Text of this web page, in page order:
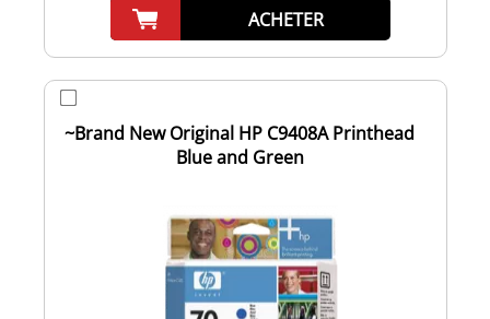
ACHETER
~Brand New Original HP C9408A Printhead
Blue and Green